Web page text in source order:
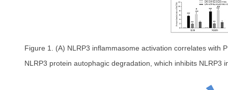
Figure 1. (A) NLRP3 inflammasome activation correlates with
NLRP3 protein autophagic degradation, which inhibits